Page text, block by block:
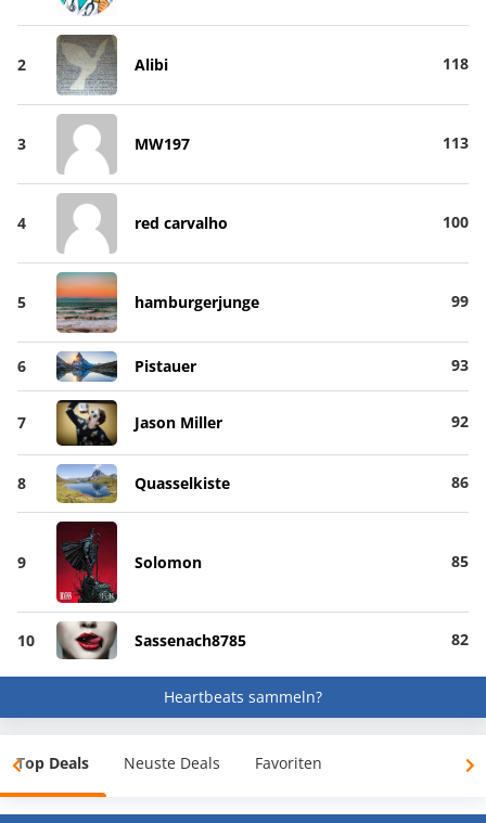
2 Alibi 118
3 MW197 113
4 red carvalho 100
5 hamburgerjunge 99
6 Pistauer 93
7 Jason Miller 92
8 Quasselkiste 86
9 Solomon 85
10 Sassenach8785 82
Heartbeats sammeln?
Top Deals Neuste Deals Favoriten